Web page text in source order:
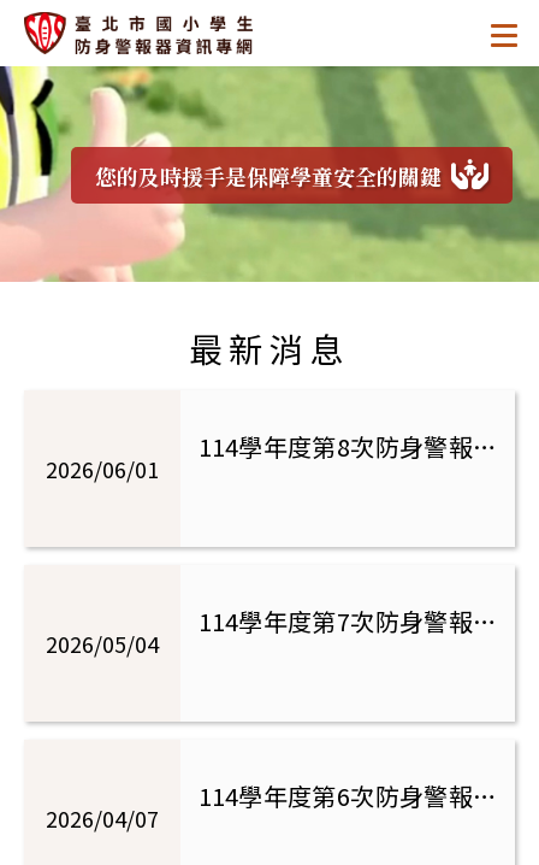
主
要
區
塊
臺
北
市
國
防
報
訊
..
您的及時援手是保障學童安全的關鍵
:::
最新消息
2026/06/01
114學年度第8次防身警報器
2026/05/04
114學年度第7次防身警報器
2026/04/07
114學年度第6次防身警報器